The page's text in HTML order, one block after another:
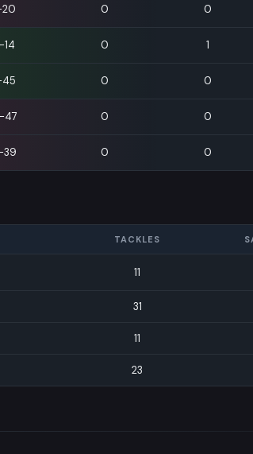
20 0 0
14 0 1
45 0 0
47 0 0
39 0 0
TACKLES
11
31
11
23